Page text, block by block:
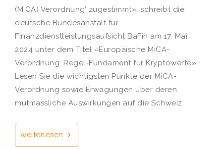
(MiCA) Verordnung’ zugestimmt», schreibt die
deutsche Bundesanstalt für
Finanzdienstleistungsaufsicht BaFin am 17. Mai
2024 unter dem Titel «Europäische MiCA-
Verordnung: Regel-Fundament für Kryptowerte».
Lesen Sie die wichtigsten Punkte der MiCA-
Verordnung sowie Erwägungen über deren
mutmassliche Auswirkungen auf die Schweiz.
weiterlesen